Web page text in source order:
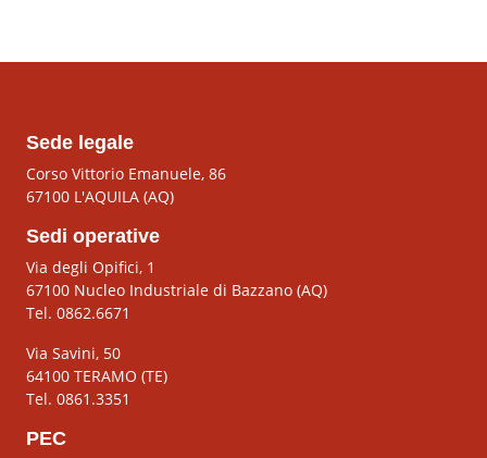
Sede legale
Corso Vittorio Emanuele, 86
67100 L'AQUILA (AQ)
Sedi operative
Via degli Opifici, 1
67100 Nucleo Industriale di Bazzano (AQ)
Tel. 0862.6671
Via Savini, 50
64100 TERAMO (TE)
Tel. 0861.3351
PEC